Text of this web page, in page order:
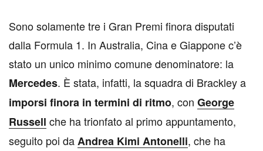
Sono solamente tre i Gran Premi finora disputati
dalla Formula 1. In Australia, Cina e Giappone c’è
stato un unico minimo comune denominatore: la
Mercedes. È stata, infatti, la squadra di Brackley a
imporsi finora in termini di ritmo, con George
Russell che ha trionfato al primo appuntamento,
seguito poi daAndrea Kimi Antonelli, che ha